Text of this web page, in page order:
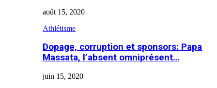
août 15, 2020
Athlétisme
Dopage, corruption et sponsors: Papa
Massata, l’absent omniprésent…
juin 15, 2020